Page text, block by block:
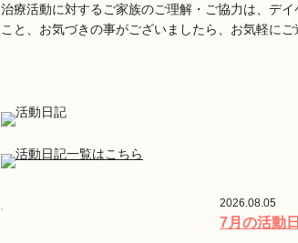
治療活動に対するご家族のご理解・ご協力は、デ
こと、お気づきの事がございましたら、お気軽に
2026.08.05
7月の活動